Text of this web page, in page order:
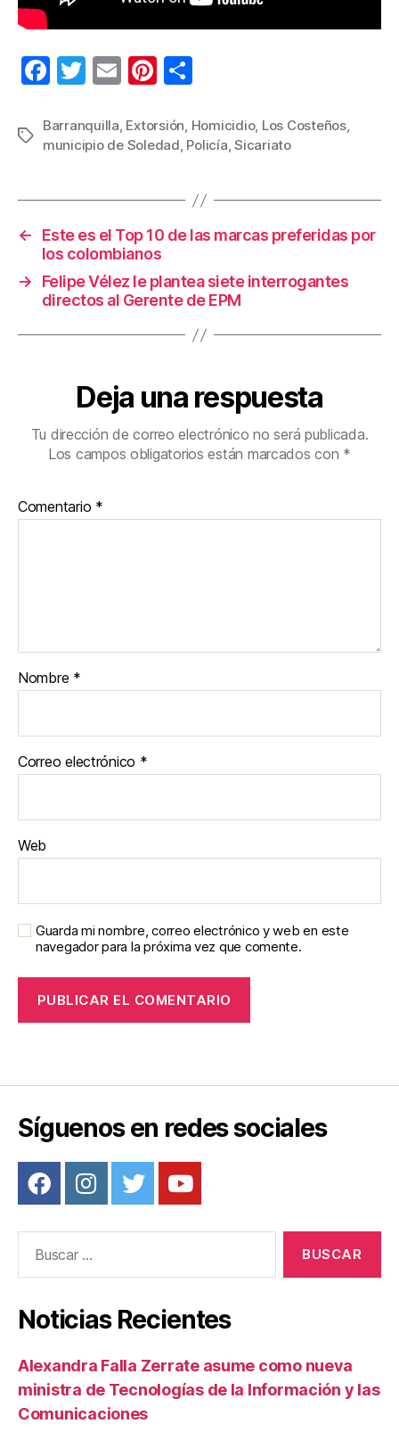
F
c
e
o
k
T
tt
er
E
ail
Pi
er
e
m
p
tir
Etiquetas
Barranquilla, Extorsión, Homicidio, Los Costeños,
municipio de Soledad, Policía,Sicariato
←
Este es el Top 10 de las marcas preferidas por
los colombianos
→
Felipe Vélez le plantea siete interrogantes
directos al Gerente de EPM
Deja una respuesta
Tu dirección de correo electrónico no será publicada.
Los campos obligatorios están marcados con *
Comentario *
Nombre *
Correo electrónico *
Web
Guarda mi nombre, correo electrónico y web en este
navegador para la próxima vez que comente.
Síguenos en redes sociales
Noticias Recientes
Alexandra Falla Zerrate asume como nueva
ministra de Tecnologías de la Información y las
Comunicaciones